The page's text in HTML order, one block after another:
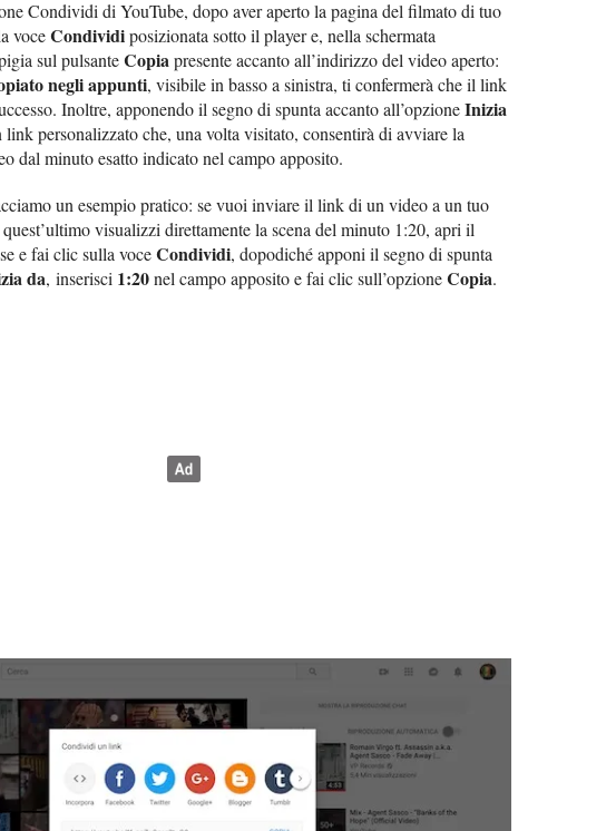
Condividi di YouTube, dopo aver aperto la pagina del filmato di tuo
voceCondividiposizionata sotto il player e, nella schermata
sul pulsanteCopiapresente accanto all’indirizzo del video aperto:
negli appunti, visibile in basso a sinistra, ti confermerà che il link
Inoltre, apponendo il segno di spunta accanto all’opzioneInizia
link personalizzato che, una volta visitato, consentirà di avviare la
dal minuto esatto indicato nel campo apposito.
un esempio pratico: se vuoi inviare il link di un video a un tuo
visualizzi direttamente la scena del minuto 1:20, apri il
e fai clic sulla voceCondividi, dopodiché apponi il segno di spunta
da, inserisci 1:20nel campo apposito e fai clic sull’opzioneCopia.